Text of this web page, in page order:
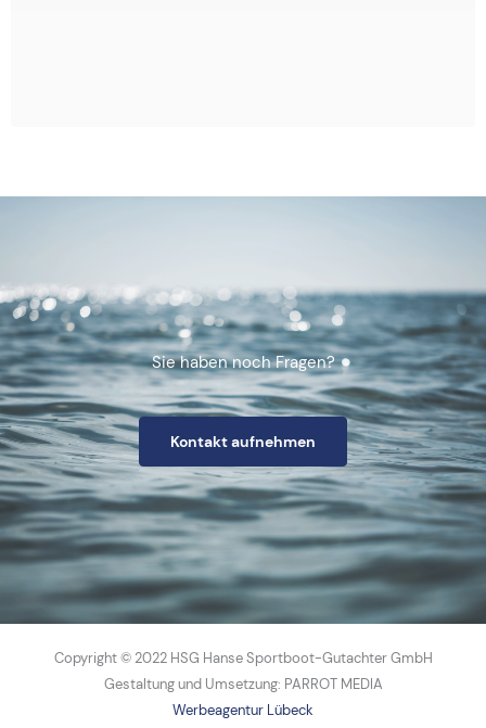
Sie haben noch Fragen?
Kontakt aufnehmen
Copyright © 2022 HSG Hanse Sportboot-Gutachter GmbH
Gestaltung und Umsetzung: PARROT MEDIA
Werbeagentur Lübeck